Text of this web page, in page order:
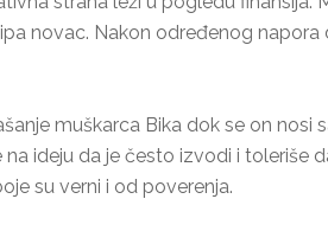
novac. Nakon određenog napora
muškarca Bika dok se on nosi
ideju da je često izvodi i toleriše
su verni i od poverenja.